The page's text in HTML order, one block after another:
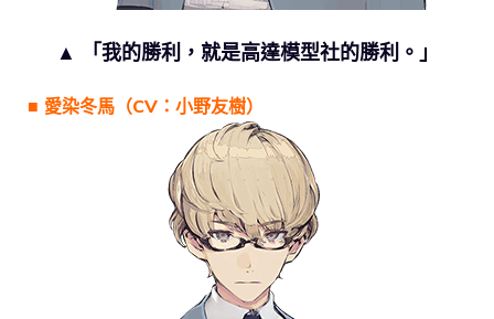
▲ 「我的勝利，就是高達模型社的勝利。」
■ 愛染冬馬（CV：小野友樹）